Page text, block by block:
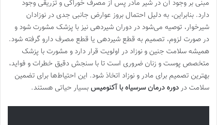
مبنی بر وجود آن در شیر مادر پس از مصرف خوراکی و تزریقی وجود
دارد. بنابراین، به دلیل احتمال بروز عوارض جانبی جدی در نوزادان
شیرخوار، توصیه می‌شود در دوران شیردهی نیز با پزشک مشورت شود و
در صورت لزوم، تصمیم به قطع شیردهی یا قطع مصرف دارو گرفته شود.
همیشه سلامت جنین و نوزاد در اولویت قرار دارد و مشورت با پزشک
متخصص پوست و زنان ضروری است تا با سنجش دقیق خطرات و فواید،
بهترین تصمیم برای مادر و نوزاد اتخاذ شود. این احتیاط‌ها برای تضمین
سلامت دردوره درمان سرسیاه با آکنومیس بسیار حیاتی هستند.